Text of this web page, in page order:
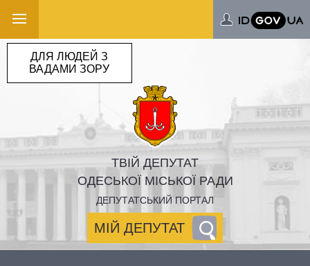
ТВІЙ ДЕПУТАТ
ОДЕСЬКОЇ МІСЬКОЇ РАДИ
ДЕПУТАТСЬКИЙ ПОРТАЛ
МІЙ ДЕПУТАТ
ДЛЯ ЛЮДЕЙ З
ВАДАМИ ЗОРУ